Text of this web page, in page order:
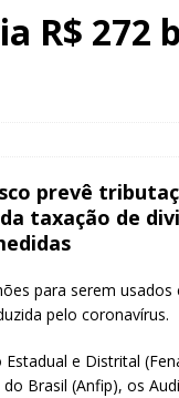
R$ 272
prevê
taxação de
para serem
pelo coronavírus.
e Distrital
Brasil (Anfip), os